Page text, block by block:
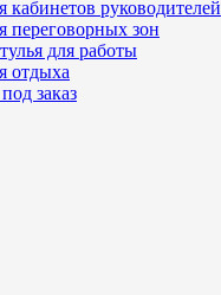
кабинетов руководителей
переговорных зон
для работы
отдыха
заказ